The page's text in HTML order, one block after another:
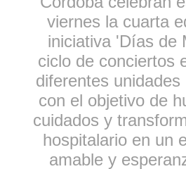
viernes la cuarta
iniciativa 'Días de
ciclo de conciertos
diferentes unidades
con el objetivo de
cuidados y
hospitalario en un
amable y